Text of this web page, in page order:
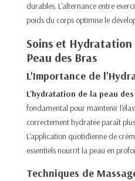
durables. L'alternance entre
poids du corps optimise le
Soins et
Peau des Bras
L'Importance de
L'hydratation de la peau
fondamental pour maintenir
correctement hydratée paraît
L'application quotidienne de
essentiels nourrit la peau en
Techniques de